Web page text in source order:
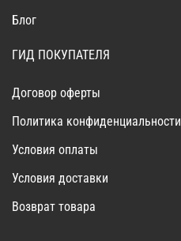
Блог
ГИД ПОКУПАТЕЛЯ
Договор оферты
Политика конфиденциальности
Условия оплаты
Условия доставки
Возврат товара